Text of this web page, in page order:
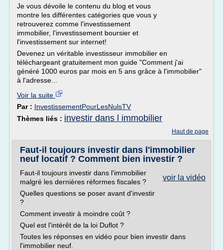
Je vous dévoile le contenu du blog et vous
montre les différentes catégories que vous y
retrouverez comme l'investissement
immobilier, l'investissement boursier et
l'investissement sur internet!
Devenez un véritable investisseur immobilier en
téléchargeant gratuitement mon guide "Comment j'ai
généré 1000 euros par mois en 5 ans grâce à l'immobilier"
à l'adresse...
Voir la suite
Par : InvestissementPourLesNulsTV
Thèmes liés : investir dans l immobilier
Haut de page
Faut-il toujours investir dans l'immobilier
neuf locatif ? Comment bien investir ?
voir la vidéo
Faut-il toujours investir dans l'immobilier
malgré les dernières réformes fiscales ?
Quelles questions se poser avant d'investir
?
Comment investir à moindre coût ?
Quel est l'intérêt de la loi Duflot ?
Toutes les réponses en vidéo pour bien investir dans
l'immobilier neuf.